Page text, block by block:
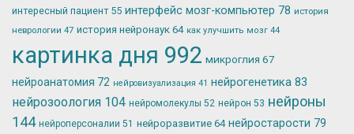
интересный пациент 55 интерфейс мозг-компьютер 78 история
неврологии 47 история нейронаук 64 как улучшить мозг 44
картинка дня 992 микроглия 67
нейроанатомия 72 нейровизуализация 41 нейрогенетика 83
нейрозоология 104 нейромолекулы 52 нейрон 53 нейроны
144 нейроперсоналии 51 нейроразвитие 64 нейростарости 79